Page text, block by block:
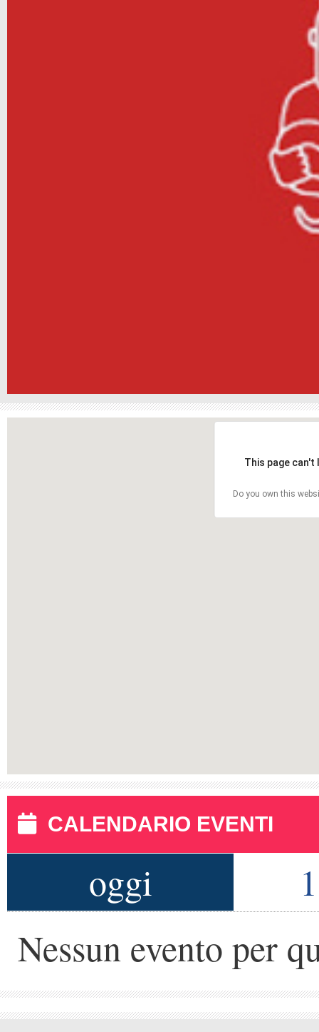
This page
Do you own this
CALENDARIO EVENTI
oggi
Nessun evento per